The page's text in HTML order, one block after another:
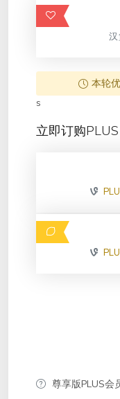
本轮
s
立即订购PLUS
尊享版PLUS会